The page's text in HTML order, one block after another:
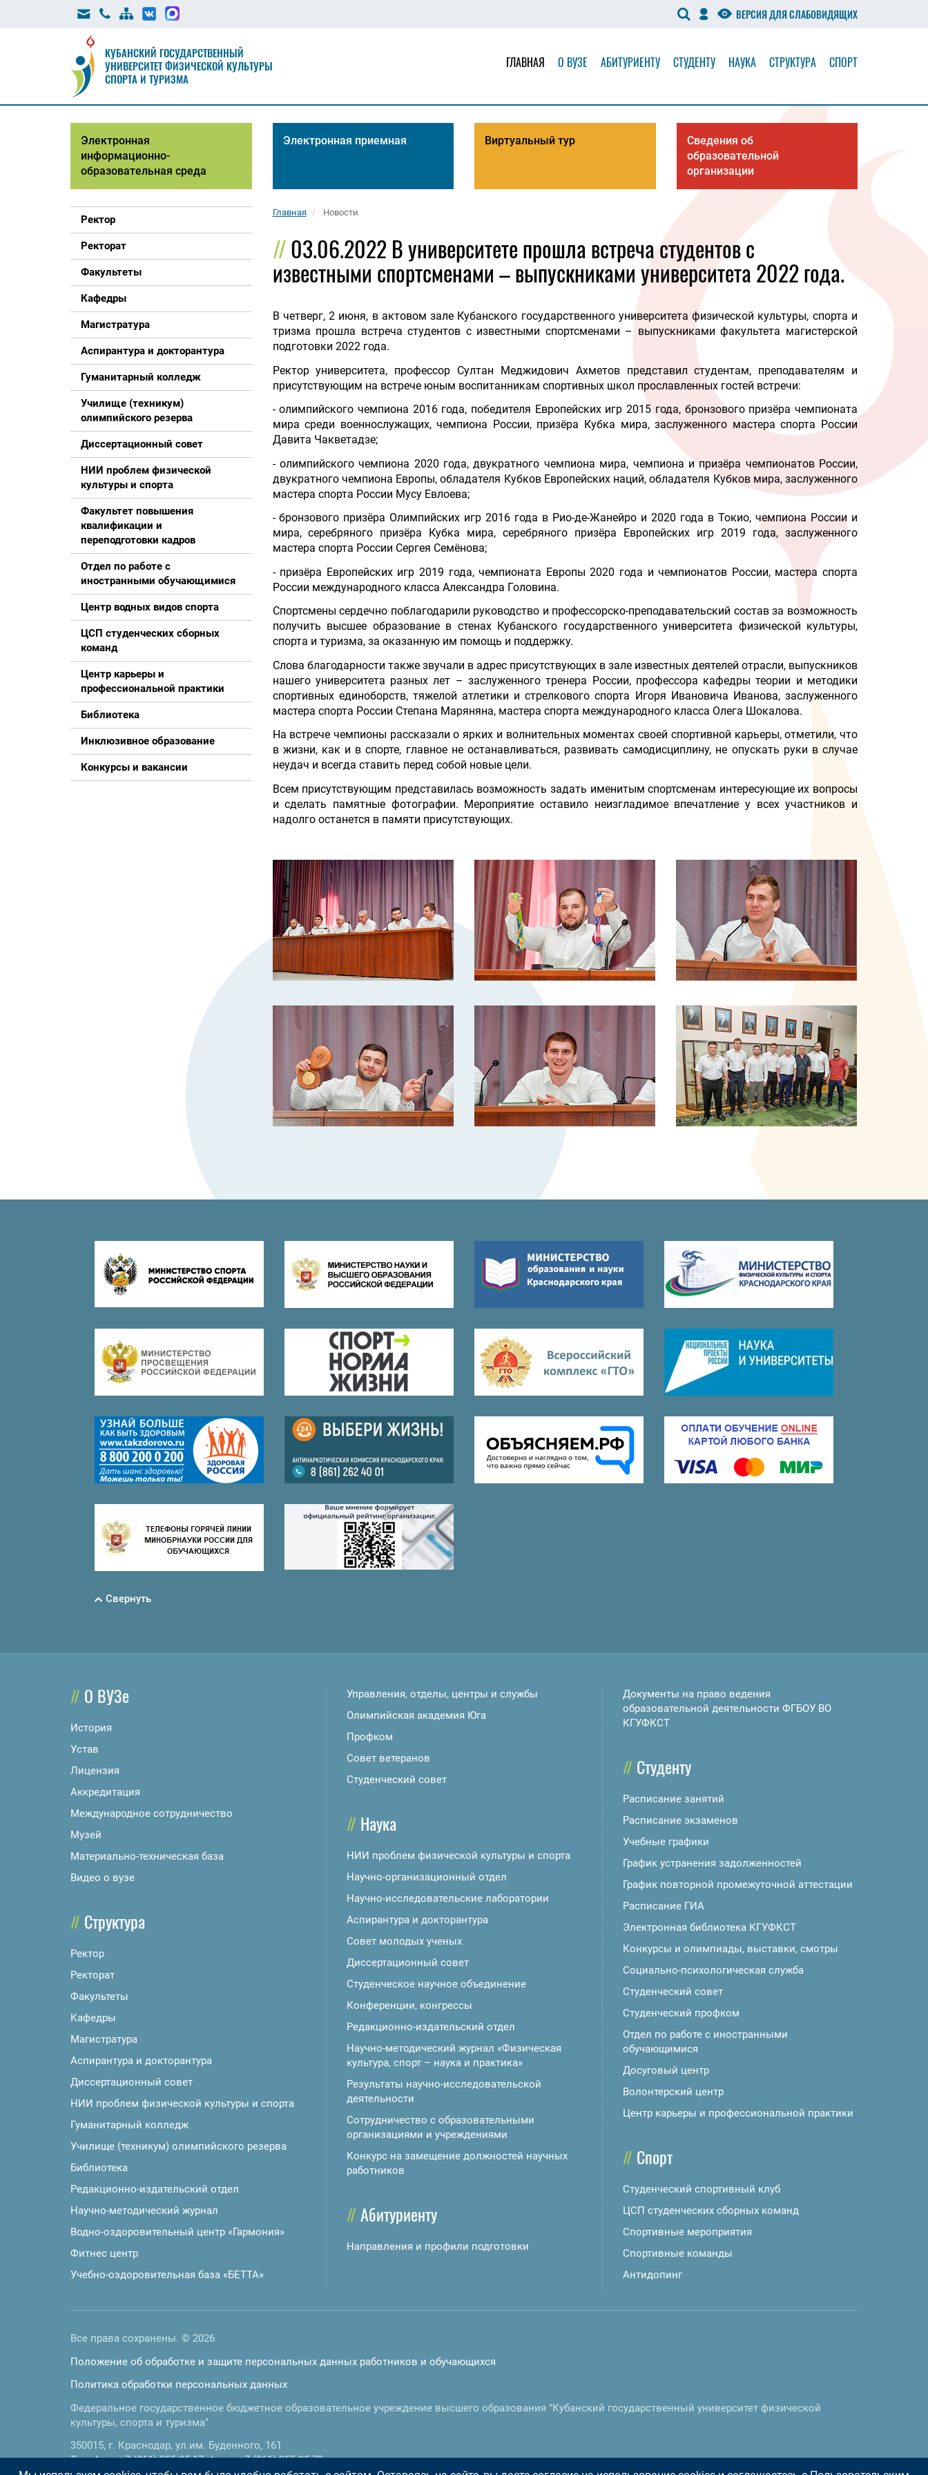
ВЕРСИЯ ДЛЯ СЛАБОВИДЯЩИХ
КУБАНСКИЙ ГОСУДАРСТВЕННЫЙ
УНИВЕРСИТЕТ ФИЗИЧЕСКОЙ КУЛЬТУРЫ
СПОРТА И ТУРИЗМА
ГЛАВНАЯ О ВУЗЕ АБИТУРИЕНТУ СТУДЕНТУ НАУКА СТРУКТУРА СПОРТ
Электронная
информационно-
образовательная среда
Электронная приемная Виртуальный тур
Сведения об
образовательной
организации
Ректор
Ректорат
Факультеты
Кафедры
Магистратура
Аспирантура и докторантура
Гуманитарный колледж
Училище (техникум)
олимпийского резерва
Диссертационный совет
НИИ проблем физической
культуры и спорта
Факультет повышения
квалификации и
переподготовки кадров
Отдел по работе с
иностранными обучающимися
Центр водных видов спорта
ЦСП студенческих сборных
команд
Центр карьеры и
профессиональной практики
Библиотека
Инклюзивное образование
Конкурсы и вакансии
Главная Новости
03.06.2022 В университете прошла встреча студентов с
известными спортсменами – выпускниками университета 2022 года.
В четверг, 2 июня, в актовом зале Кубанского государственного университета физической культуры, спорта и
тризма прошла встреча студентов с известными спортсменами – выпускниками факультета магистерской
подготовки 2022 года.
Ректор университета, профессор Султан Меджидович Ахметов представил студентам, преподавателям и
присутствующим на встрече юным воспитанникам спортивных школ прославленных гостей встречи:
- олимпийского чемпиона 2016 года, победителя Европейских игр 2015 года, бронзового призёра чемпионата
мира среди военнослужащих, чемпиона России, призёра Кубка мира, заслуженного мастера спорта России
Давита Чакветадзе;
- олимпийского чемпиона 2020 года, двукратного чемпиона мира, чемпиона и призёра чемпионатов России,
двукратного чемпиона Европы, обладателя Кубков Европейских наций, обладателя Кубков мира, заслуженного
мастера спорта России Мусу Евлоева;
- бронзового призёра Олимпийских игр 2016 года в Рио-де-Жанейро и 2020 года в Токио, чемпиона России и
мира, серебряного призёра Кубка мира, серебряного призёра Европейских игр 2019 года, заслуженного
мастера спорта России Сергея Семёнова;
- призёра Европейских игр 2019 года, чемпионата Европы 2020 года и чемпионатов России, мастера спорта
России международного класса Александра Головина.
Спортсмены сердечно поблагодарили руководство и профессорско-преподавательский состав за возможность
получить высшее образование в стенах Кубанского государственного университета физической культуры,
спорта и туризма, за оказанную им помощь и поддержку.
Слова благодарности также звучали в адрес присутствующих в зале известных деятелей отрасли, выпускников
нашего университета разных лет – заслуженного тренера России, профессора кафедры теории и методики
спортивных единоборств, тяжелой атлетики и стрелкового спорта Игоря Ивановича Иванова, заслуженного
мастера спорта России Степана Маряняна, мастера спорта международного класса Олега Шокалова.
На встрече чемпионы рассказали о ярких и волнительных моментах своей спортивной карьеры, отметили, что
в жизни, как и в спорте, главное не останавливаться, развивать самодисциплину, не опускать руки в случае
неудач и всегда ставить перед собой новые цели.
Всем присутствующим представилась возможность задать именитым спортсменам интересующие их вопросы
и сделать памятные фотографии. Мероприятие оставило неизгладимое впечатление у всех участников и
надолго останется в памяти присутствующих.
Свернуть
О ВУЗе
История
Устав
Лицензия
Аккредитация
Международное сотрудничество
Музей
Материально-техническая база
Видео о вузе
Структура
Ректор
Ректорат
Факультеты
Кафедры
Магистратура
Аспирантура и докторантура
Диссертационный совет
НИИ проблем физической культуры и спорта
Гуманитарный колледж
Училище (техникум) олимпийского резерва
Библиотека
Редакционно-издательский отдел
Научно-методический журнал
Водно-оздоровительный центр «Гармония»
Фитнес центр
Учебно-оздоровительная база «БЕТТА»
Управления, отделы, центры и службы
Олимпийская академия Юга
Профком
Совет ветеранов
Студенческий совет
Наука
НИИ проблем физической культуры и спорта
Научно-организационный отдел
Научно-исследовательские лаборатории
Аспирантура и докторантура
Совет молодых ученых
Диссертационный совет
Студенческое научное объединение
Конференции, конгрессы
Редакционно-издательский отдел
Научно-методический журнал «Физическая
культура, спорт – наука и практика»
Результаты научно-исследовательской
деятельности
Сотрудничество с образовательными
организациями и учреждениями
Конкурс на замещение должностей научных
работников
Абитуриенту
Направления и профили подготовки
Документы на право ведения
образовательной деятельности ФГБОУ ВО
КГУФКСТ
Студенту
Расписание занятий
Расписание экзаменов
Учебные графики
График устранения задолженностей
График повторной промежуточной аттестации
Расписание ГИА
Электронная библиотека КГУФКСТ
Конкурсы и олимпиады, выставки, смотры
Социально-психологическая служба
Студенческий совет
Студенческий профком
Отдел по работе с иностранными
обучающимися
Досуговый центр
Волонтерский центр
Центр карьеры и профессиональной практики
Спорт
Студенческий спортивный клуб
ЦСП студенческих сборных команд
Спортивные мероприятия
Спортивные команды
Антидопинг
Все права сохранены. © 2026
Положение об обработке и защите персональных данных работников и обучающихся
Политика обработки персональных данных
Федеральное государственное бюджетное образовательное учреждение высшего образования "Кубанский государственный университет физической
культуры, спорта и туризма"
350015, г. Краснодар, ул.им. Буденного, 161
Телефон:+7 (861) 255-35-17, факс:+7 (861) 255-35-73